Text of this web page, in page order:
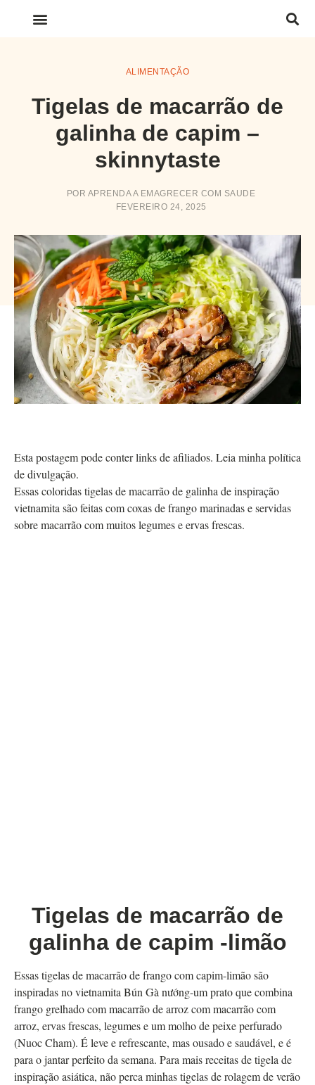
ALIMENTAÇÃO
Tigelas de macarrão de
galinha de capim –
skinnytaste
POR APRENDA A EMAGRECER COM SAUDE
FEVEREIRO 24, 2025
Esta postagem pode conter links de afiliados. Leia minha política
de divulgação.
Essas coloridas tigelas de macarrão de galinha de inspiração
vietnamita são feitas com coxas de frango marinadas e servidas
sobre macarrão com muitos legumes e ervas frescas.
Tigelas de macarrão de
galinha de capim -limão
Essas tigelas de macarrão de frango com capim-limão são
inspiradas no vietnamita Bún Gà nướng-um prato que combina
frango grelhado com macarrão de arroz com macarrão com
arroz, ervas frescas, legumes e um molho de peixe perfurado
(Nuoc Cham). É leve e refrescante, mas ousado e saudável, e é
para o jantar perfeito da semana. Para mais receitas de tigela de
inspiração asiática, não perca minhas tigelas de rolagem de verão